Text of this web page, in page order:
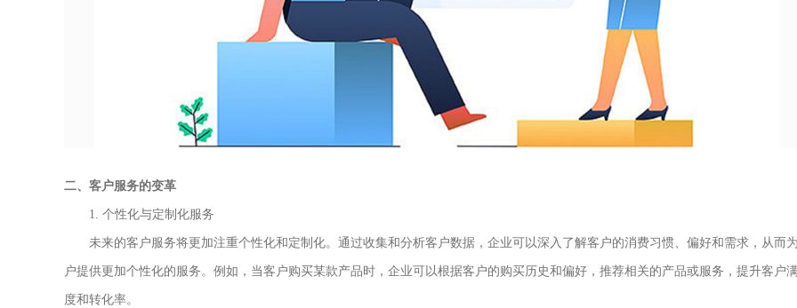
二、客户服务的变革
1. 个性化与定制化服务
未来的客户服务将更加注重个性化和定制化。通过收集和分析客户数据，企业可以深入了解客户的消费习惯、偏好和需求，从而
户提供更加个性化的服务。例如，当客户购买某款产品时，企业可以根据客户的购买历史和偏好，推荐相关的产品或服务，提升客户
度和转化率。